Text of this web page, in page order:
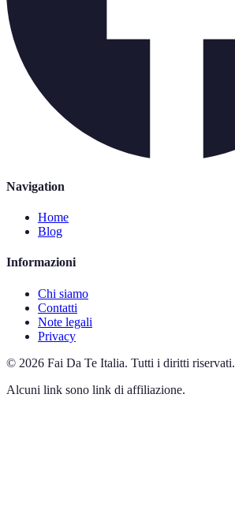
Navigation
Home
Blog
Informazioni
Chi siamo
Contatti
Note legali
Privacy
© 2026 Fai Da Te Italia. Tutti i diritti riservati.
Alcuni link sono link di affiliazione.